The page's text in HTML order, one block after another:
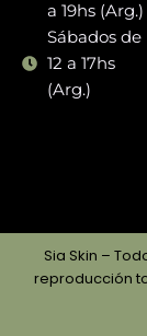
a 19hs (Arg.)
Sábados de
12 a 17hs
(Arg.)
Sia Skin –
reproducción